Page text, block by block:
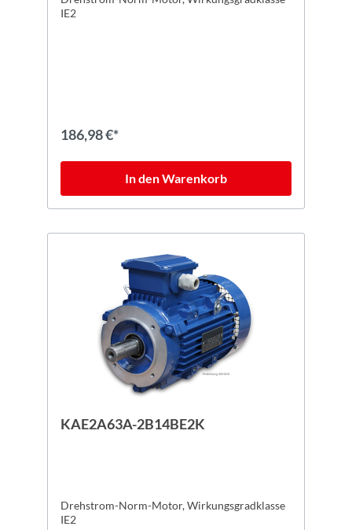
IE2
186,98 €*
In den Warenkorb
KAE2A63A-2B14BE2K
Drehstrom-Norm-Motor, Wirkungsgradklasse
IE2